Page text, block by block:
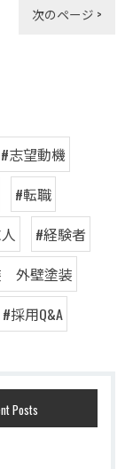
次のページ >
#志望動機
#転職
#経験者
外壁塗装
#採用Q&A
Posts